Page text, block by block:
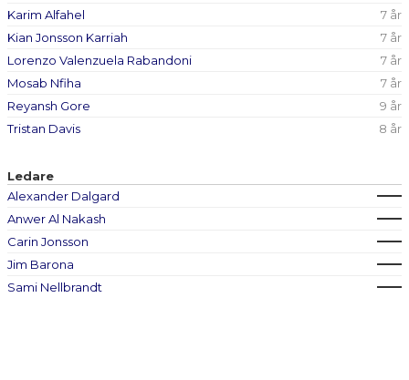
Karim Alfahel
7 år
Kian Jonsson Karriah
7 år
Lorenzo Valenzuela Rabandoni
7 år
Mosab Nfiha
7 år
Reyansh Gore
9 år
Tristan Davis
8 år
Ledare
Alexander Dalgard
Anwer Al Nakash
Carin Jonsson
Jim Barona
Sami Nellbrandt